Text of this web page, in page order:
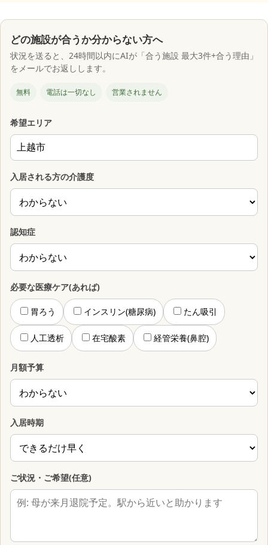
どの施設が合うか分からない方へ
状況を送ると、24時間以内にAIが「合う施設 最大3件+合う理由」
をメールでお返しします。
無料 電話は一切なし 営業されません
希望エリア
入居される方の介護度
認知症
必要な医療ケア(あれば)
胃ろう インスリン(糖尿病) たん吸引
人工透析 在宅酸素 経管栄養(鼻腔)
月額予算
入居時期
ご状況・ご希望(任意)